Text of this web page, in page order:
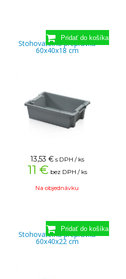
Stohovateľná prepravka
60x40x18 cm
13,53 € s DPH / ks
11 € bez DPH / ks
Na objednávku
Stohovateľná prepravka
60x40x22 cm